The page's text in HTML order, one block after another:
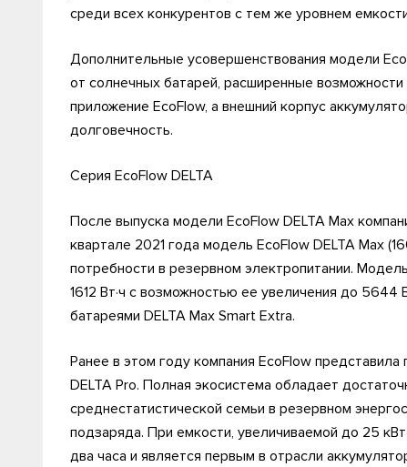
среди всех конкурентов с тем же уровнем
Дополнительные усовершенствования модели
от солнечных батарей, расширенные
приложение EcoFlow, а внешний корпус
долговечность.
Серия EcoFlow DELTA
После выпуска модели EcoFlow DELTA Max
квартале 2021 года модель EcoFlow DELTA Max
потребности в резервном электропитании.
1612 Вт·ч с возможностью ее увеличения до
батареями DELTA Max Smart Extra.
Ранее в этом году компания EcoFlow
DELTA Pro. Полная экосистема обладает
среднестатистической семьи в резервном
подзаряда. При емкости, увеличиваемой до 25
два часа и является первым в отрасли